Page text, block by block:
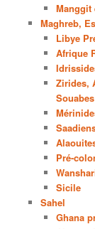
Manggit
Maghreb,
Libye
Afrique
Zirides,
Pré-
Sicile
Sahel
Ghana